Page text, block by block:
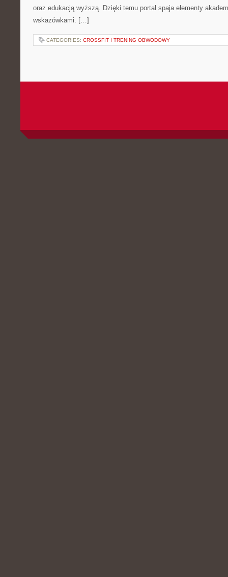
oraz edukacją wyższą. Dzięki temu portal spaja elementy
wskazówkami. […]
CATEGORIES: CROSSFIT I TRENING OBWODOWY